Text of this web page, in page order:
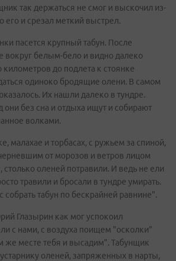
так держаться не смог и выскочил из-
его и срезал меткий выстрел.
пасется крупный табун. После
вокруг белым-бело и видно далеко
километров до подлета к стоянке
одиноко бродящие олени. В самом
Их нашли далеко в тундре.
они без сна и отдыха ищут и собирают
волками.
малахае и торбасах, с ружьем за спиной,
от морозов и ветров лицом
столько оленей потравили. И ведь не ели
травили и бросали в тундре умирать.
собрать табун по бескрайней равнине".
Глазырин как мог успокоил
с нами, с воздуха поищем "осколки"
же месте тебя и высадим". Табунщик
оленей, запряженных в нарты,